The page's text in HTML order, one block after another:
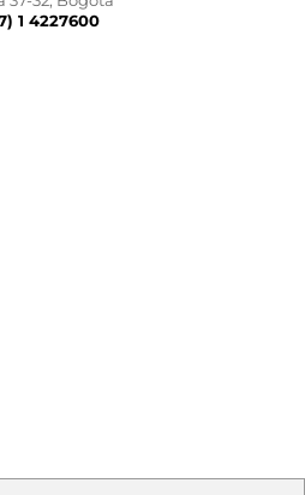
1 4227600